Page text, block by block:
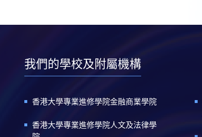
我們的學校及附屬機構
香港大學專業進修學院金融商業學院
香港大學專業進修學院人文及法律學